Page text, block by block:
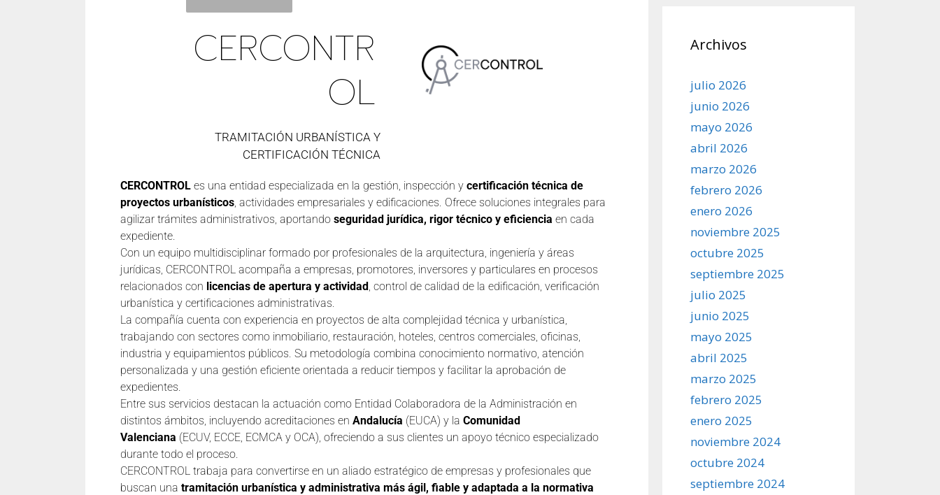
CERCONTR
OL
TRAMITACIÓN URBANÍSTICA Y
CERTIFICACIÓN TÉCNICA
CERCONTROL es una entidad especializada en la gestión, inspección y certificación técnica de
proyectos urbanísticos, actividades empresariales y edificaciones. Ofrece soluciones integrales para
agilizar trámites administrativos, aportando seguridad jurídica, rigor técnico y eficiencia en cada
expediente.
Con un equipo multidisciplinar formado por profesionales de la arquitectura, ingeniería y áreas
jurídicas, CERCONTROL acompaña a empresas, promotores, inversores y particulares en procesos
relacionados con licencias de apertura y actividad, control de calidad de la edificación, verificación
urbanística y certificaciones administrativas.
La compañía cuenta con experiencia en proyectos de alta complejidad técnica y urbanística,
trabajando con sectores como inmobiliario, restauración, hoteles, centros comerciales, oficinas,
industria y equipamientos públicos. Su metodología combina conocimiento normativo, atención
personalizada y una gestión eficiente orientada a reducir tiempos y facilitar la aprobación de
expedientes.
Entre sus servicios destacan la actuación como Entidad Colaboradora de la Administración en
distintos ámbitos, incluyendo acreditaciones en Andalucía (EUCA) y la Comunidad
Valenciana (ECUV, ECCE, ECMCA y OCA), ofreciendo a sus clientes un apoyo técnico especializado
durante todo el proceso.
CERCONTROL trabaja para convertirse en un aliado estratégico de empresas y profesionales que
buscan una tramitación urbanística y administrativa más ágil, fiable y adaptada a la normativa
Archivos
julio 2026
junio 2026
mayo 2026
abril 2026
marzo 2026
febrero 2026
enero 2026
noviembre 2025
octubre 2025
septiembre 2025
julio 2025
junio 2025
mayo 2025
abril 2025
marzo 2025
febrero 2025
enero 2025
noviembre 2024
octubre 2024
septiembre 2024